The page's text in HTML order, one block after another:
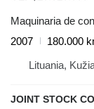
Maquinaria de
2007
180.000
Lituania,
JOINT STOCK